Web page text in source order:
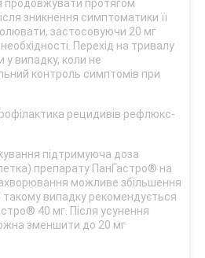
продовжувати протягом
зникнення симптоматики її
застосовуючи 20 мг
Перехід на тривалу
у випадку, коли не
контроль симптомів при
рецидивів рефлюкс-
підтримуюча доза
препарату ПанГастро® на
можливе збільшення
такому випадку рекомендується
40 мг. Після усунення
зменшити до 20 мг